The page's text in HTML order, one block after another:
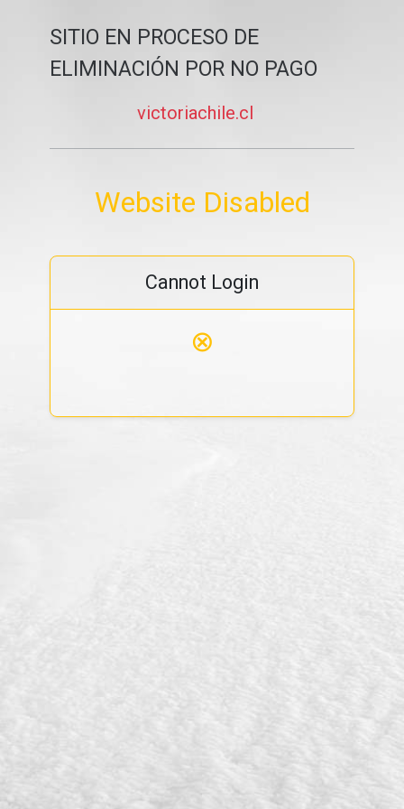
SITIO EN PROCESO DE
ELIMINACIÓN POR NO PAGO
victoriachile.cl
Website Disabled
Cannot Login
⊗